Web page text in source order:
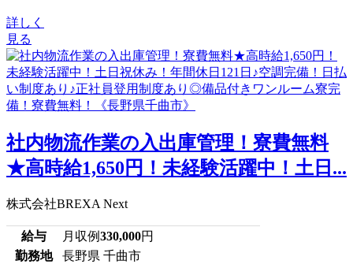
詳しく
見る
社内物流作業の入出庫管理！寮費無料
★高時給1,650円！未経験活躍中！土日...
株式会社BREXA Next
給与 月収例330,000円
勤務地
長野県 千曲市